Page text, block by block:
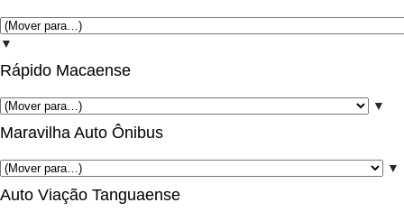
▼
Rápido Macaense
▼
Maravilha Auto Ônibus
▼
Auto Viação Tanguaense